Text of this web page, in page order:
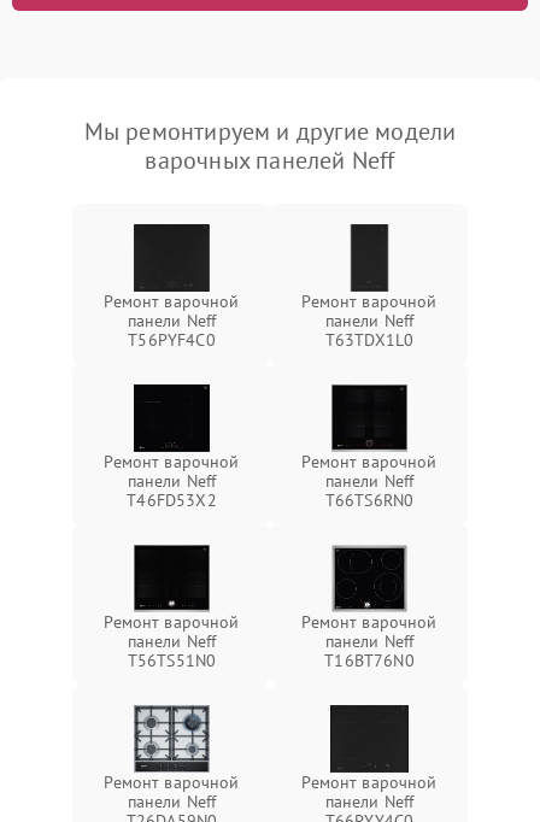
Мы ремонтируем и другие модели
варочных панелей Neff
Ремонт варочной
панели Neff
T56PYF4C0
Ремонт варочной
панели Neff
T63TDX1L0
Ремонт варочной
панели Neff
T46FD53X2
Ремонт варочной
панели Neff
T66TS6RN0
Ремонт варочной
панели Neff
T56TS51N0
Ремонт варочной
панели Neff
T16BT76N0
Ремонт варочной
панели Neff
Ремонт варочной
панели Neff